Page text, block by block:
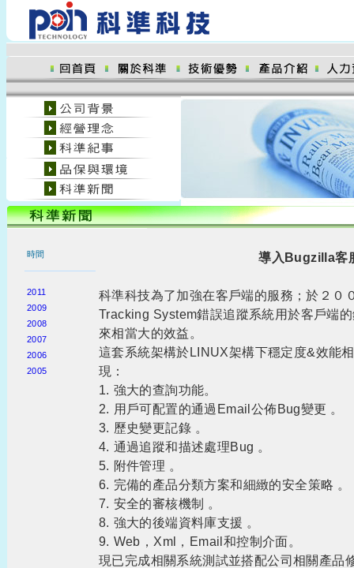
時間 導入Bugzilla客
科準科技為了加強在客戶端的服務；於２０
Tracking System錯誤追蹤系統用於客戶端
來相當大的效益。
這套系統架構於LINUX架構下穩定度&效能
現：
1. 強大的查詢功能。
2. 用戶可配置的通過Email公佈Bug變更 。
3. 歷史變更記錄 。
4. 通過追蹤和描述處理Bug 。
5. 附件管理 。
6. 完備的產品分類方案和細緻的安全策略 。
7. 安全的審核機制 。
8. 強大的後端資料庫支援 。
9. Web，Xml，Email和控制介面。
現已完成相關系統測試並搭配公司相關產品
2011
2009
2008
2007
2006
2005